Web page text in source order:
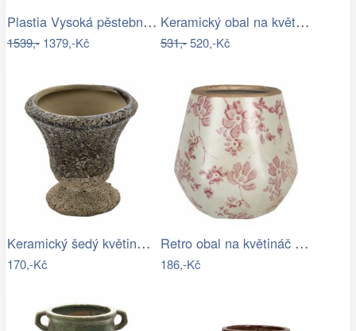
Plastia Vysoká pěstební nádoba Urbalive…
1539,-1379,-Kč
Keramický obal na květináč s růžovými…
531,-520,-Kč
Keramický šedý květináč v antickém…
170,-Kč
Retro obal na květináč s růžovými květy…
186,-Kč